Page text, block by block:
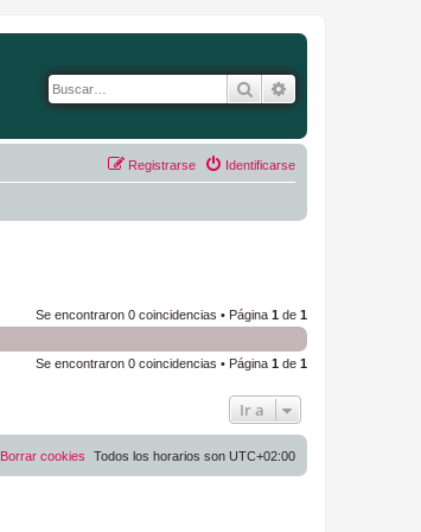
Buscar
Identificarse
Registrarse
Se encontraron 0 coincidencias • Página 1 de 1
Se encontraron 0 coincidencias • Página 1 de 1
Ir a
Todos los horarios son UTC+02:00
Borrar cookies